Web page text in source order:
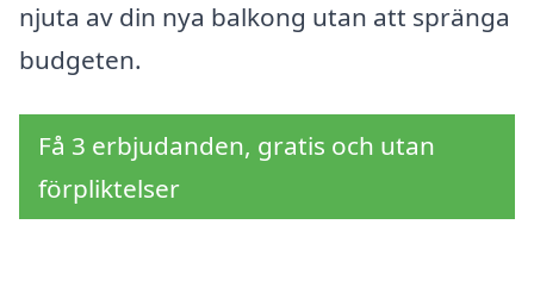
njuta av din nya balkong utan att spränga
budgeten.
Få 3 erbjudanden, gratis och utan
förpliktelser